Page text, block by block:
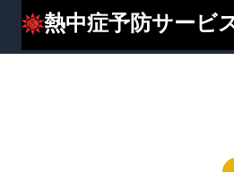
熱中症予防サービ